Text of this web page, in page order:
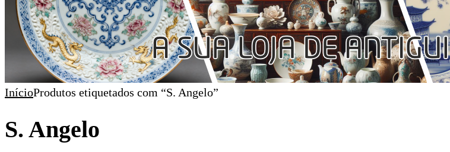
InícioProdutos etiquetados com “S. Angelo”
S. Angelo